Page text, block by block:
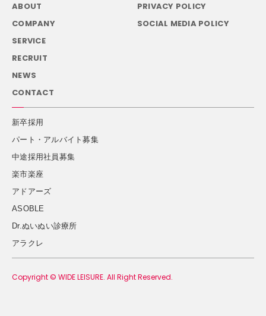
ABOUT
COMPANY
SERVICE
RECRUIT
NEWS
CONTACT
PRIVACY POLICY
SOCIAL MEDIA POLICY
新卒採用
パート・アルバイト募集
中途採用社員募集
楽市楽座
アドアーズ
ASOBLE
Dr.ぬいぬい診療所
アラクレ
Copyright © WIDE LEISURE. All Right Reserved.